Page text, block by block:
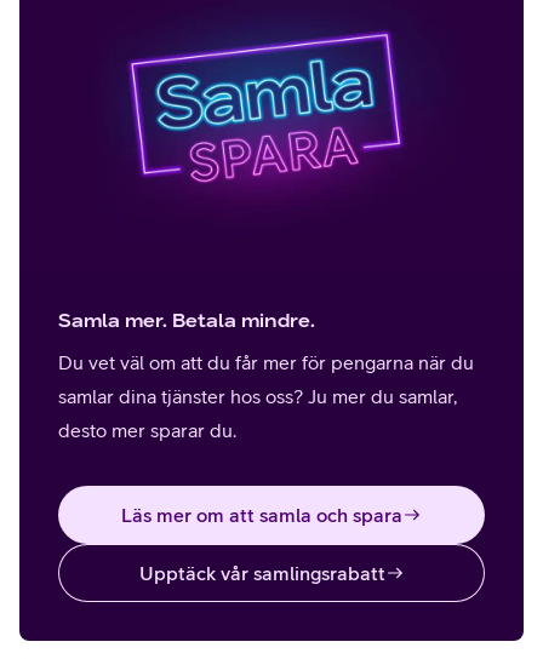
Samla mer. Betala mindre.
Du vet väl om att du får mer för pengarna när du
samlar dina tjänster hos oss? Ju mer du samlar,
desto mer sparar du.
Läs mer om att samla och spara
Upptäck vår samlingsrabatt